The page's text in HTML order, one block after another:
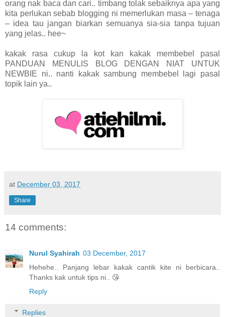
orang nak baca dan cari.. timbang tolak sebaiknya apa yang
kita perlukan sebab blogging ni memerlukan masa – tenaga
– idea tau jangan biarkan semuanya sia-sia tanpa tujuan
yang jelas.. hee~
kakak rasa cukup la kot kan kakak membebel pasal
PANDUAN MENULIS BLOG DENGAN NIAT UNTUK
NEWBIE ni.. nanti kakak sambung membebel lagi pasal
topik lain ya..
at December 03, 2017
Share
14 comments:
Nurul Syahirah 03 December, 2017
Hehehe.. Panjang lebar kakak cantik kite ni berbicara..
Thanks kak untuk tips ni.. 😘
Reply
Replies